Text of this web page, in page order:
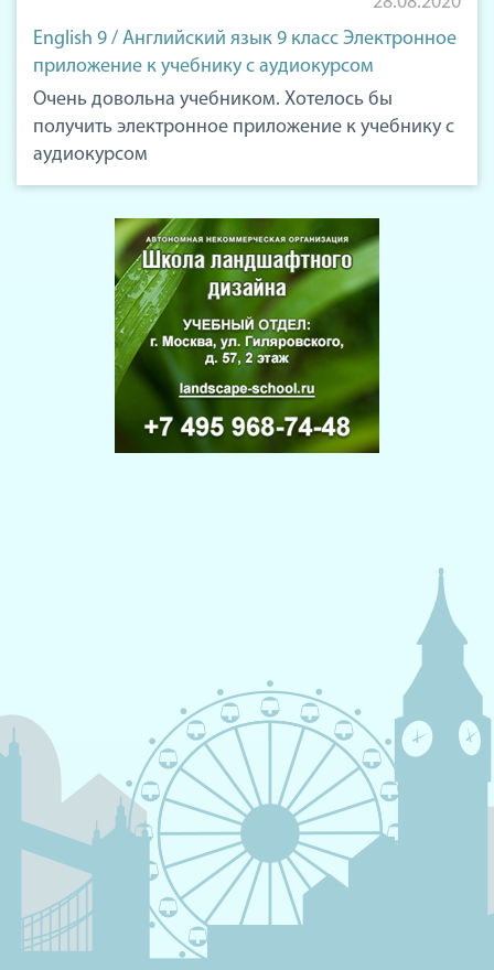
English 9 / Английский язык 9 класс Электронное
приложение к учебнику с аудиокурсом
Очень довольна учебником. Хотелось бы
получить электронное приложение к учебнику с
аудиокурсом